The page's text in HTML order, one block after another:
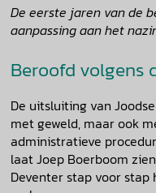
De eerste jaren van de
aanpassing aan het
Beroofd volgens
De uitsluiting van
met geweld, maar ook
administratieve
laat Joep Boerboom
Deventer stap voor